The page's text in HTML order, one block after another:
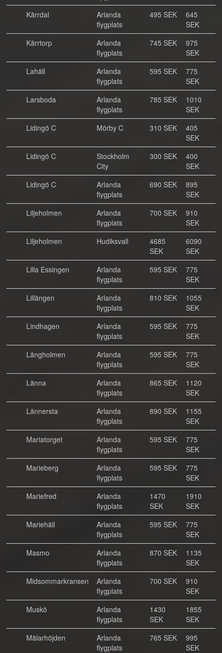
Kärrdal
Arlanda
flygplats
495 SEK
645
SEK
Kärrtorp
Arlanda
flygplats
745 SEK
975
SEK
Lahäll
Arlanda
flygplats
595 SEK
775
SEK
Larsboda
Arlanda
flygplats
785 SEK
1010
SEK
Lidingö C
Mörby C 310 SEK
405
SEK
Lidingö C
Stockholm
City
300 SEK
400
SEK
Lidingö C
Arlanda
flygplats
690 SEK
895
SEK
Liljeholmen
Arlanda
flygplats
700 SEK
910
SEK
Liljeholmen
Hudiksvall
4685
SEK
6090
SEK
Lilla Essingen
Arlanda
flygplats
595 SEK
775
SEK
Lillängen
Arlanda
flygplats
810 SEK
1055
SEK
Lindhagen
Arlanda
flygplats
595 SEK
775
SEK
Långholmen
Arlanda
flygplats
595 SEK
775
SEK
Länna
Arlanda
flygplats
865 SEK
1120
SEK
Lännersta
Arlanda
flygplats
890 SEK
1155
SEK
Mariatorget
Arlanda
flygplats
595 SEK
775
SEK
Marieberg
Arlanda
flygplats
595 SEK
775
SEK
Mariefred
Arlanda
flygplats
1470
SEK
1910
SEK
Mariehäll
Arlanda
flygplats
595 SEK
775
SEK
Masmo
Arlanda
flygplats
870 SEK
1135
SEK
Midsommarkransen
Arlanda
flygplats
700 SEK
910
SEK
Muskö
Arlanda
flygplats
1430
SEK
1855
SEK
Mälarhöjden
Arlanda
flygplats
765 SEK
995
SEK